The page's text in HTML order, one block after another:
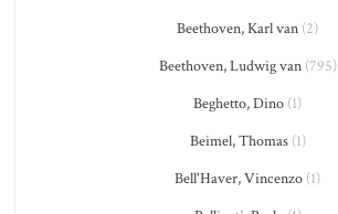
Beethoven, Karl van (2)
Beethoven, Ludwig van(795)
Beghetto, Dino (1)
Beimel, Thomas(1)
Bell'Haver, Vincenzo (1)